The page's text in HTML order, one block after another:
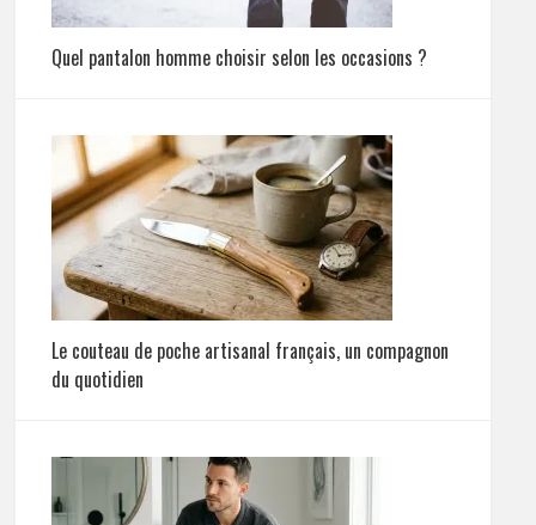
Quel pantalon homme choisir selon les occasions ?
Le couteau de poche artisanal français, un compagnon
du quotidien